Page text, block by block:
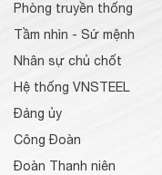
Phòng truyền thống
Tầm nhìn - Sứ mệnh
Nhân sự chủ chốt
Hệ thống VNSTEEL
Đảng ủy
Công Đoàn
Đoàn Thanh niên